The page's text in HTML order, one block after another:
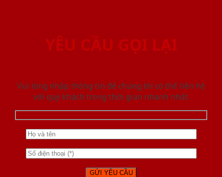
YÊU CẦU GỌI LẠI
Vui lòng nhập thông tin để chúng tôi có thể liên hệ
với quý khách trong thời gian nhanh nhất.